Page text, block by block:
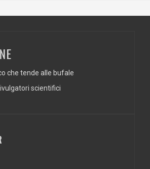
che tende alle bufale
scientifici